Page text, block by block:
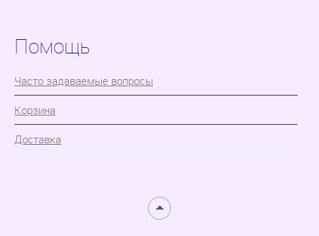
Помощь
Часто задаваемые вопросы
Корзина
Доставка